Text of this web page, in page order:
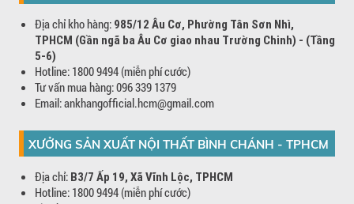
Địa chỉ kho hàng: 985/12 Âu Cơ, Phường Tân Sơn Nhì,
TPHCM (Gần ngã ba Âu Cơ giao nhau Trường Chinh) - (Tầng
5-6)
Hotline: 1800 9494 (miễn phí cước)
Tư vấn mua hàng: 096 339 1379
Email: ankhangofficial.hcm@gmail.com
XƯỞNG SẢN XUẤT NỘI THẤT BÌNH CHÁNH - TPHCM
Địa chỉ: B3/7 Ấp 19, Xã Vĩnh Lộc, TPHCM
Hotline: 1800 9494 (miễn phí cước)